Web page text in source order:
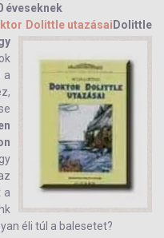
Dolittle utazásai Dolittle
a
a
éli túl a balesetet?